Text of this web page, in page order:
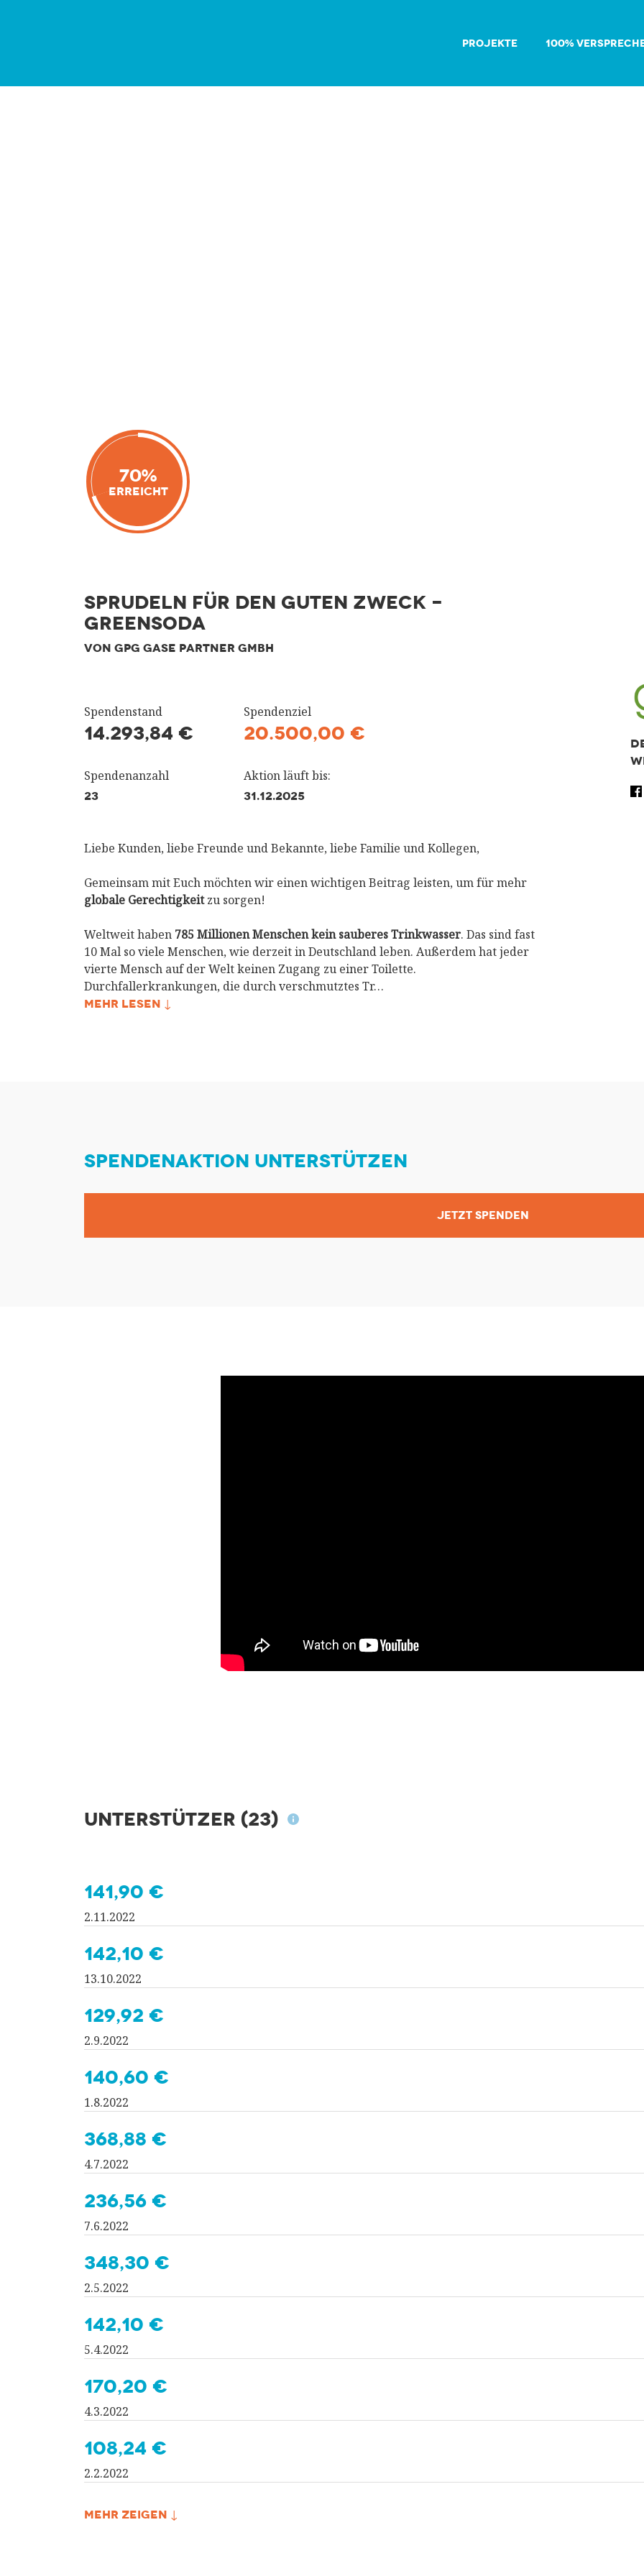
PROJEKTE 100%
70%
Erreicht
Sprudeln für den guten Zweck -
greensoda
VON GPG GASE PARTNER GMBH
Spendenstand
14.293,84 €
Spendenziel
20.500,00 €
Spendenanzahl
23
Aktion läuft bis:
31.12.2025
Liebe Kunden, liebe Freunde und Bekannte, liebe Familie und Kollegen,
Gemeinsam mit Euch möchten wir einen wichtigen Beitrag leisten, um für mehr
globale Gerechtigkeitzu sorgen!
Weltweit haben 785 Millionen Menschen kein sauberes Trinkwasser. Das sind fast
10 Mal so viele Menschen, wie derzeit in Deutschland leben. Außerdem hat jeder
vierte Mensch auf der Welt keinen Zugang zu einer Toilette.
Durchfallerkrankungen, die durch verschmutztes Tr…
MEHR LESEN ↓
SPENDENAKTION UNTERSTÜTZEN
JETZT SPENDEN
Unterstützer (23)
141,90 €
2.11.2022
142,10 €
13.10.2022
129,92 €
2.9.2022
140,60 €
1.8.2022
368,88 €
4.7.2022
236,56 €
7.6.2022
348,30 €
2.5.2022
142,10 €
5.4.2022
170,20 €
4.3.2022
108,24 €
2.2.2022
MEHR ZEIGEN ↓